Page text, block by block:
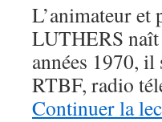
L’animateur
LUTHERS
années 1970, il
RTBF, radio
Continuer la